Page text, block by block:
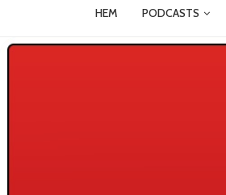
HEM PODCASTS